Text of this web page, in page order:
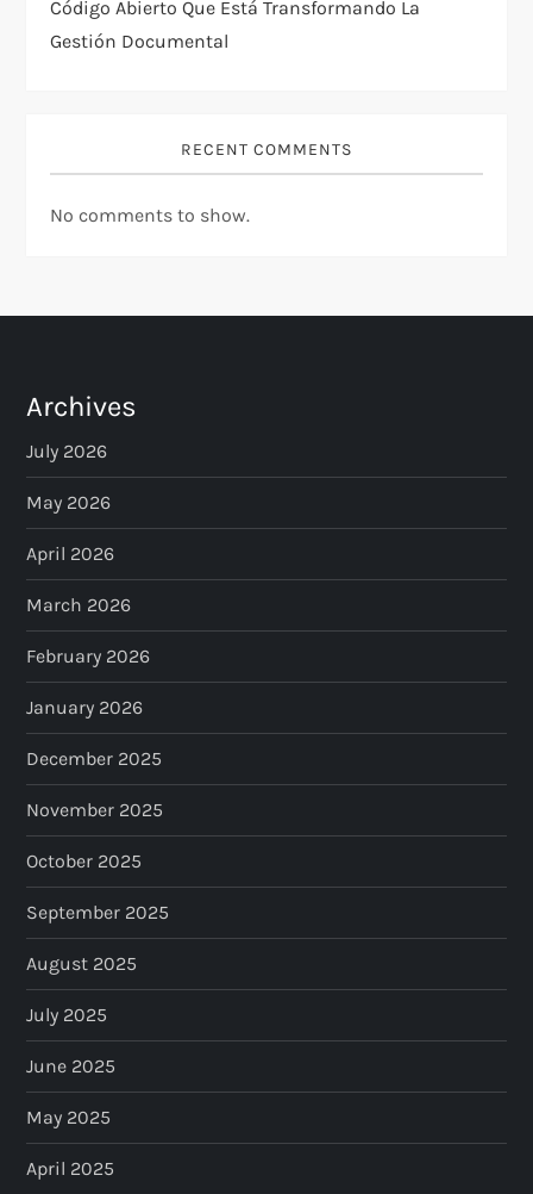
Código Abierto Que Está Transformando La
Gestión Documental
RECENT COMMENTS
No comments to show.
Archives
July 2026
May 2026
April 2026
March 2026
February 2026
January 2026
December 2025
November 2025
October 2025
September 2025
August 2025
July 2025
June 2025
May 2025
April 2025